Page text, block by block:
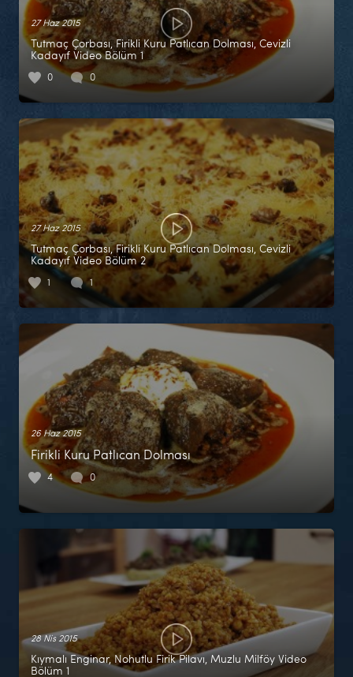
27 Haz 2015
Tutmaç Çorbası, Firikli Kuru Patlıcan Dolması, Cevizli
Kadayıf Video Bölüm 1
0 0
27 Haz 2015
Tutmaç Çorbası, Firikli Kuru Patlıcan Dolması, Cevizli
Kadayıf Video Bölüm 2
1 1
26 Haz 2015
Firikli Kuru Patlıcan Dolması
4 0
28 Nis 2015
Kıymalı Enginar, Nohutlu Firik Pilavı, Muzlu Milföy Video
Bölüm 1